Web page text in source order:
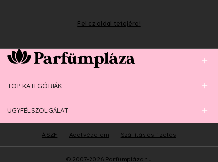
Fel az oldal tetejére!
TOP KATEGÓRIÁK
ÜGYFÉLSZOLGÁLAT
© 2007-2026 Parfümpláza.hu
ÁSZF Adatvédelem Szállítás és fizetés